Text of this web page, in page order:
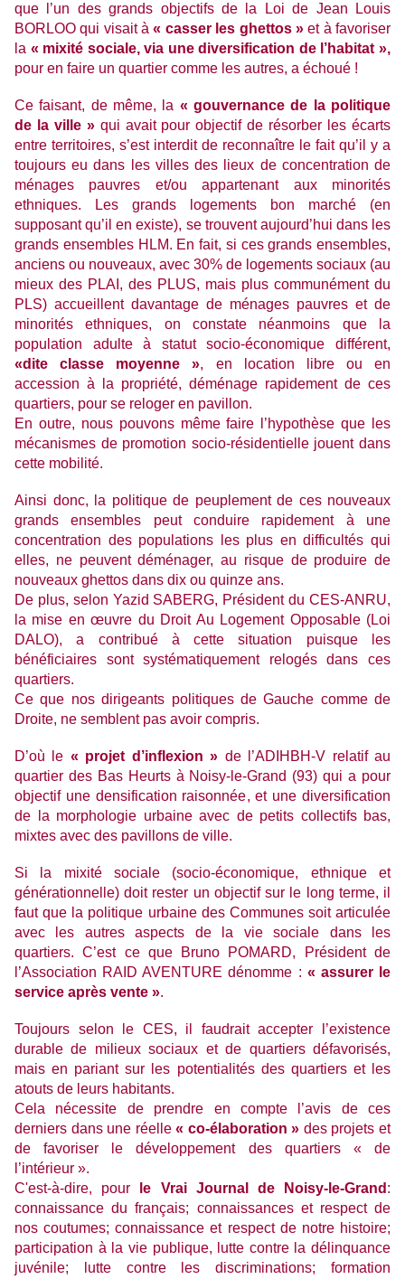
que l’un des grands objectifs de la Loi de Jean Louis
BORLOO qui visait à« casser les ghettos »et à favoriser
la « mixité sociale, via une diversification de l’habitat »,
pour en faire un quartier comme les autres, a échoué !
Ce faisant, de même, la « gouvernance de la politique
de la ville »qui avait pour objectif de résorber les écarts
entre territoires, s’est interdit de reconnaître le fait qu’il y a
toujours eu dans les villes des lieux de concentration de
ménages pauvres et/ou appartenant aux minorités
ethniques. Les grands logements bon marché (en
supposant qu’il en existe), se trouvent aujourd’hui dans les
grands ensembles HLM. En fait, si ces grands ensembles,
anciens ou nouveaux, avec 30% de logements sociaux (au
mieux des PLAI, des PLUS, mais plus communément du
PLS) accueillent davantage de ménages pauvres et de
minorités ethniques, on constate néanmoins que la
population adulte à statut socio-économique différent,
«dite classe moyenne », en location libre ou en
accession à la propriété, déménage rapidement de ces
quartiers, pour se reloger en pavillon.
En outre, nous pouvons même faire l’hypothèse que les
mécanismes de promotion socio-résidentielle jouent dans
cette mobilité.
Ainsi donc, la politique de peuplement de ces nouveaux
grands ensembles peut conduire rapidement à une
concentration des populations les plus en difficultés qui
elles, ne peuvent déménager, au risque de produire de
nouveaux ghettos dans dix ou quinze ans.
De plus, selon Yazid SABERG, Président du CES-ANRU,
la mise en œuvre du Droit Au Logement Opposable (Loi
DALO), a contribué à cette situation puisque les
bénéficiaires sont systématiquement relogés dans ces
quartiers.
Ce que nos dirigeants politiques de Gauche comme de
Droite, ne semblent pas avoir compris.
D’où le « projet d’inflexion » de l’ADIHBH-V relatif au
quartier des Bas Heurts à Noisy-le-Grand (93) qui a pour
objectif une densification raisonnée, et une diversification
de la morphologie urbaine avec de petits collectifs bas,
mixtes avec des pavillons de ville.
Si la mixité sociale (socio-économique, ethnique et
générationnelle) doit rester un objectif sur le long terme, il
faut que la politique urbaine des Communes soit articulée
avec les autres aspects de la vie sociale dans les
quartiers. C’est ce que Bruno POMARD, Président de
l’Association RAID AVENTURE dénomme : « assurer le
service après vente ».
Toujours selon le CES, il faudrait accepter l’existence
durable de milieux sociaux et de quartiers défavorisés,
mais en pariant sur les potentialités des quartiers et les
atouts de leurs habitants.
Cela nécessite de prendre en compte l’avis de ces
derniers dans une réelle« co-élaboration » des projets et
de favoriser le développement des quartiers « de
l’intérieur ».
C'est-à-dire, pour
le Vrai Journal de Noisy-le-Grand :
connaissance du français; connaissances et respect de
nos coutumes; connaissance et respect de notre histoire;
participation à la vie publique, lutte contre la délinquance
juvénile; lutte contre les discriminations; formation